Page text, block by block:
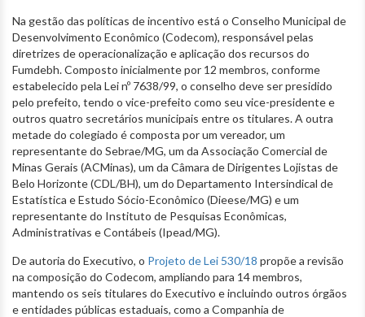
Na gestão das políticas de incentivo está o Conselho Municipal de
Desenvolvimento Econômico (Codecom), responsável pelas
diretrizes de operacionalização e aplicação dos recursos do
Fumdebh. Composto inicialmente por 12 membros, conforme
estabelecido pela Lei nº 7638/99, o conselho deve ser presidido
pelo prefeito, tendo o vice-prefeito como seu vice-presidente e
outros quatro secretários municipais entre os titulares. A outra
metade do colegiado é composta por um vereador, um
representante do Sebrae/MG, um da Associação Comercial de
Minas Gerais (ACMinas), um da Câmara de Dirigentes Lojistas de
Belo Horizonte (CDL/BH), um do Departamento Intersindical de
Estatística e Estudo Sócio-Econômico (Dieese/MG) e um
representante do Instituto de Pesquisas Econômicas,
Administrativas e Contábeis (Ipead/MG).
De autoria do Executivo, o Projeto de Lei 530/18 propõe a revisão
na composição do Codecom, ampliando para 14 membros,
mantendo os seis titulares do Executivo e incluindo outros órgãos
e entidades públicas estaduais, como a Companhia de